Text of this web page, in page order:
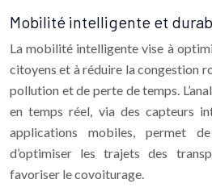
Mobilité intelligente et
La mobilité intelligente vise à
citoyens et à réduire la congestion
pollution et de perte de temps.
en temps réel, via des capteurs
applications mobiles, permet
d’optimiser les trajets des
favoriser le covoiturage.